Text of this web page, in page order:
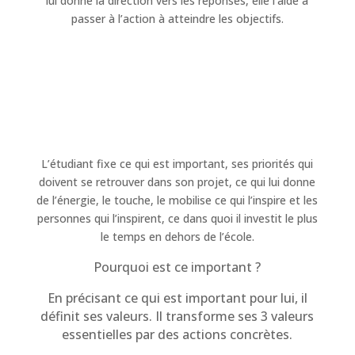
passer à l’action à atteindre les objectifs.
L’étudiant fixe ce qui est important, ses priorités qui
doivent se retrouver dans son projet, ce qui lui donne
de l’énergie, le touche, le mobilise ce qui l’inspire et les
personnes qui l’inspirent, ce dans quoi il investit le plus
le temps en dehors de l’école.
Pourquoi est ce important ?
En précisant ce qui est important pour lui, il
définit ses valeurs. Il transforme ses 3 valeurs
essentielles par des actions concrètes.